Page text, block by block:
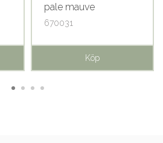
pale mauve
670031
Köp